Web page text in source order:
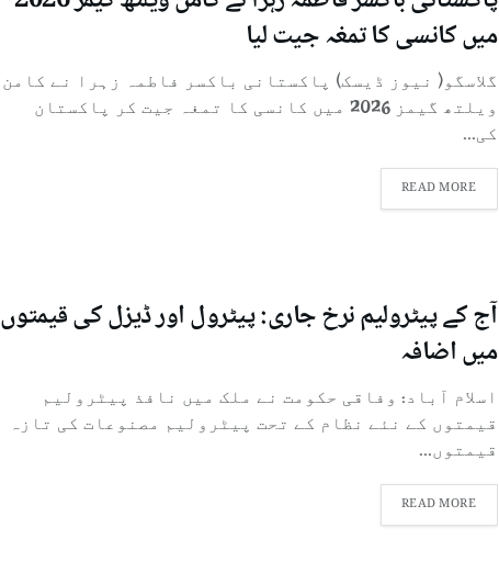
میں کانسی کا تمغہ جیت لیا
گلاسگو( نیوز ڈیسک) پاکستانی باکسر فاطمہ زہرا نے کامن
ویلتھ گیمز 2026 میں کانسی کا تمغہ جیت کر پاکستان
کی...
READ MORE
آج کے پیٹرولیم نرخ جاری: پیٹرول اور ڈیزل کی قیمتوں
میں اضافہ
اسلام آباد: وفاقی حکومت نے ملک میں نافذ پیٹرولیم
قیمتوں کے نئے نظام کے تحت پیٹرولیم مصنوعات کی تازہ
قیمتوں...
READ MORE